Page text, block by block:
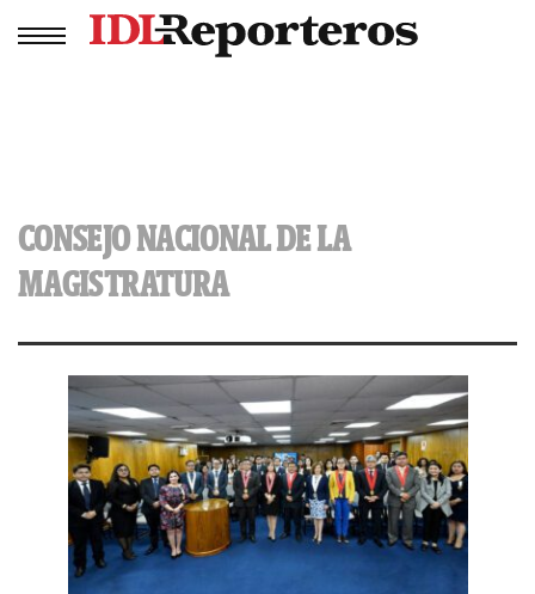
CONSEJO NACIONAL DE LA
MAGISTRATURA